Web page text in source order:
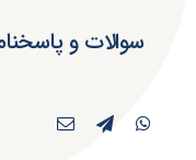
سوالات و